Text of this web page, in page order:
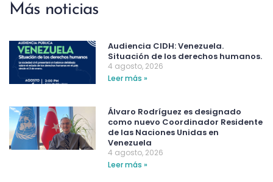
Más noticias
Audiencia CIDH: Venezuela.
Situación de los derechos humanos.
4 agosto, 2026
Leer más »
Álvaro Rodríguez es designado
como nuevo Coordinador Residente
de las Naciones Unidas en
Venezuela
4 agosto, 2026
Leer más »